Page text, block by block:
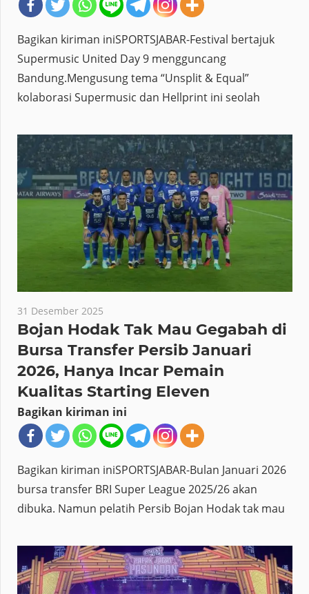
Bagikan kiriman iniSPORTSJABAR-Festival bertajuk
Supermusic United Day 9 mengguncang
Bandung.Mengusung tema “Unsplit & Equal”
kolaborasi Supermusic dan Hellprint ini seolah
31 Desember 2025
Bojan Hodak Tak Mau Gegabah di
Bursa Transfer Persib Januari
2026, Hanya Incar Pemain
Kualitas Starting Eleven
Bagikan kiriman ini
Bagikan kiriman iniSPORTSJABAR-Bulan Januari 2026
bursa transfer BRI Super League 2025/26 akan
dibuka. Namun pelatih Persib Bojan Hodak tak mau